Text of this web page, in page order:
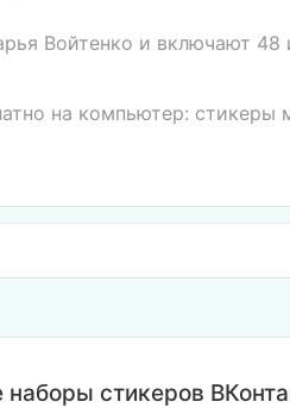
Войтенко и включают
на компьютер:
наборы стикеров